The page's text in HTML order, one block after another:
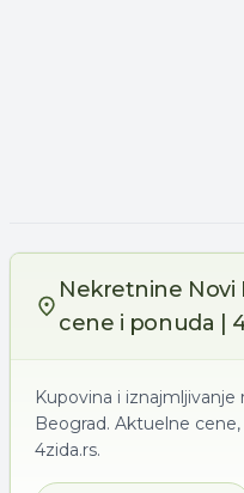
Nekretnine Novi
cene i ponuda |
Kupovina i
Beograd. Aktuelne
4zida.rs.